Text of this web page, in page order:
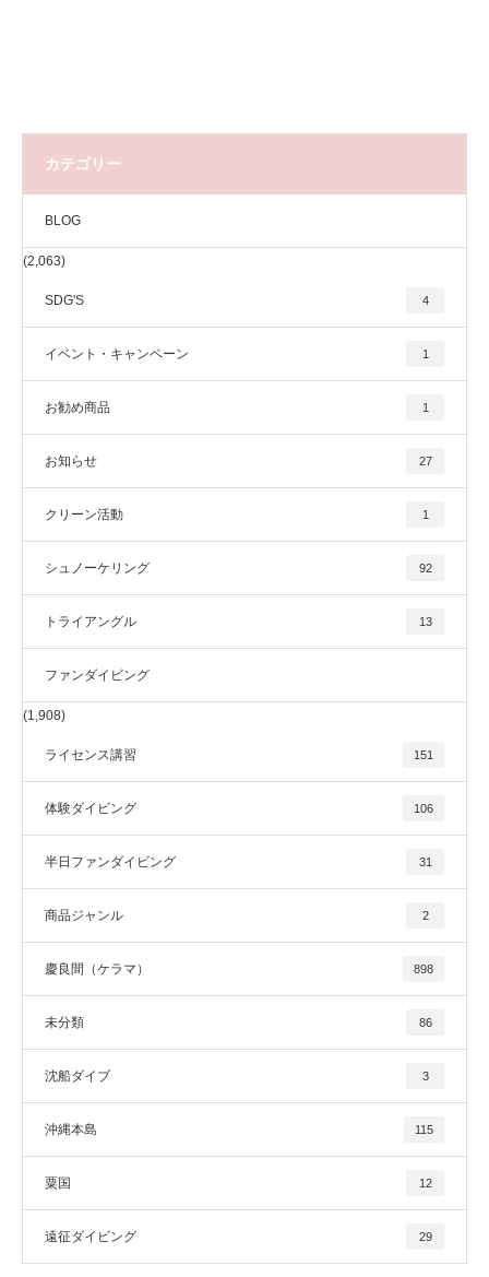
カテゴリー
BLOG
(2,063)
SDG'S 4
イベント・キャンペーン 1
お勧め商品 1
お知らせ 27
クリーン活動 1
シュノーケリング 92
トライアングル 13
ファンダイビング
(1,908)
ライセンス講習 151
体験ダイビング 106
半日ファンダイビング 31
商品ジャンル 2
慶良間（ケラマ） 898
未分類 86
沈船ダイブ 3
沖縄本島 115
粟国 12
遠征ダイビング 29